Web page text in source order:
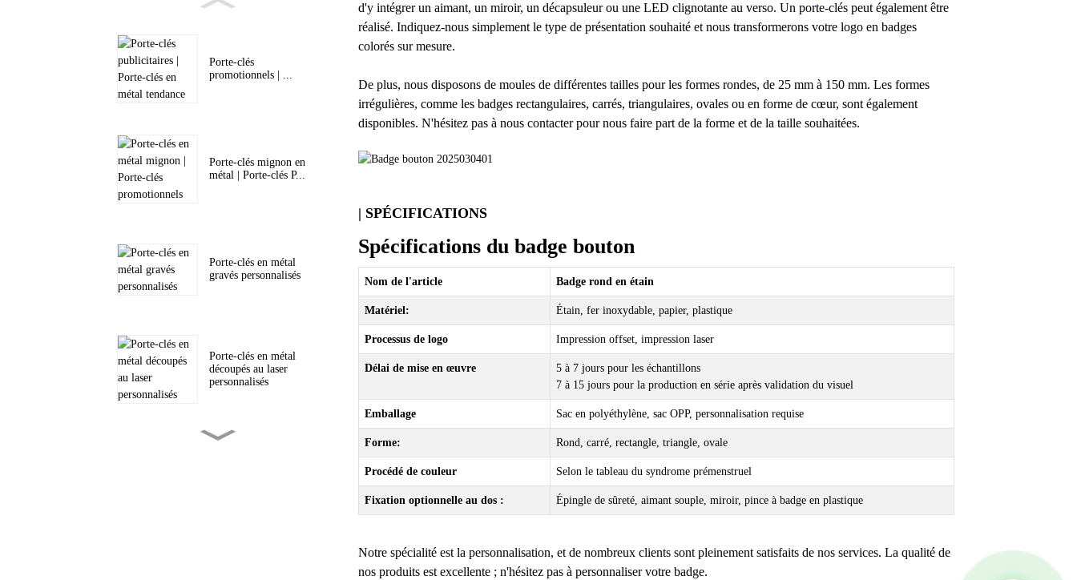
Porte-clés
promotionnels | ...
Porte-clés mignon en
métal | Porte-clés P...
Porte-clés en métal
gravés personnalisés
Porte-clés en métal
découpés au laser
personnalisés
d'y intégrer un aimant, un miroir, un décapsuleur ou une LED clignotante au verso. Un porte-clés peut également être
réalisé. Indiquez-nous simplement le type de présentation souhaité et nous transformerons votre logo en badges
colorés sur mesure.
De plus, nous disposons de moules de différentes tailles pour les formes rondes, de 25 mm à 150 mm. Les formes
irrégulières, comme les badges rectangulaires, carrés, triangulaires, ovales ou en forme de cœur, sont également
disponibles. N'hésitez pas à nous contacter pour nous faire part de la forme et de la taille souhaitées.
| SPÉCIFICATIONS
Spécifications du badge bouton
Nom de l'article Badge rond en étain
Matériel: Étain, fer inoxydable, papier, plastique
Processus de logo Impression offset, impression laser
Délai de mise en œuvre
5 à 7 jours pour les échantillons
7 à 15 jours pour la production en série après validation du visuel
Emballage Sac en polyéthylène, sac OPP, personnalisation requise
Forme: Rond, carré, rectangle, triangle, ovale
Procédé de couleur Selon le tableau du syndrome prémenstruel
Fixation optionnelle au dos : Épingle de sûreté, aimant souple, miroir, pince à badge en plastique
Notre spécialité est la personnalisation, et de nombreux clients sont pleinement satisfaits de nos services. La qualité de
nos produits est excellente ; n'hésitez pas à personnaliser votre badge.